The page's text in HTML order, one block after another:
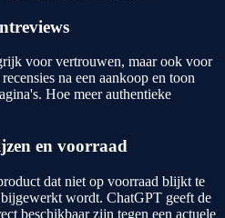
voor vertrouwen, maar ook voor
na een aankoop en toon
Hoe meer authentieke
en voorraad
dat niet op voorraad blijkt te
wordt. ChatGPT geeft de
beschikbaar zijn tegen een actuele